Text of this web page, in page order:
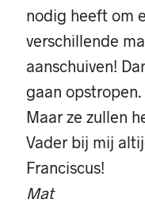
nodig heeft om
verschillende
aanschuiven!
gaan opstropen.
Maar ze zullen
Vader bij mij
Franciscus!
Mat